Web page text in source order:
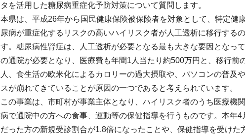
タを活用した糖尿病重症化予防対策について質問します。
本県は、平成26年から国民健康保険被保険者を対象として、特定
尿病が重症化するリスクの高いハイリスク者が人工透析に移行する
す。糖尿病性腎症は、人工透析が必要となる最も大きな要因となっ
の通院が必要となり、医療費も年間1人当たり約500万円と、移行
人、食生活の欧米化によるカロリーの過大摂取や、パソコンの普
スが崩れてきていることが原因の一つであると考えられています。
この事業は、市町村が事業主体となり、ハイリスク者のうち医療機
病で通院中の方への食事、運動等の保健指導を行うものです。本年
だった方の新規受診割合が1.8倍になったことや、保健指導を受けた